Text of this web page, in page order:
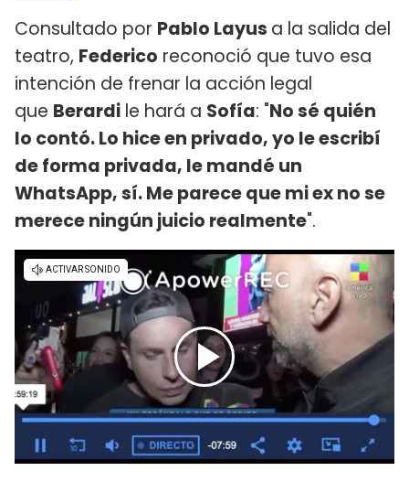
Consultado por Pablo Layus a la salida del
teatro, Federico reconoció que tuvo esa
intención de frenar la acción legal
que Berardi le hará a Sofía: "No sé quién
lo contó. Lo hice en privado, yo le escribí
de forma privada, le mandé un
WhatsApp, sí. Me parece que mi ex no se
merece ningún juicio realmente".